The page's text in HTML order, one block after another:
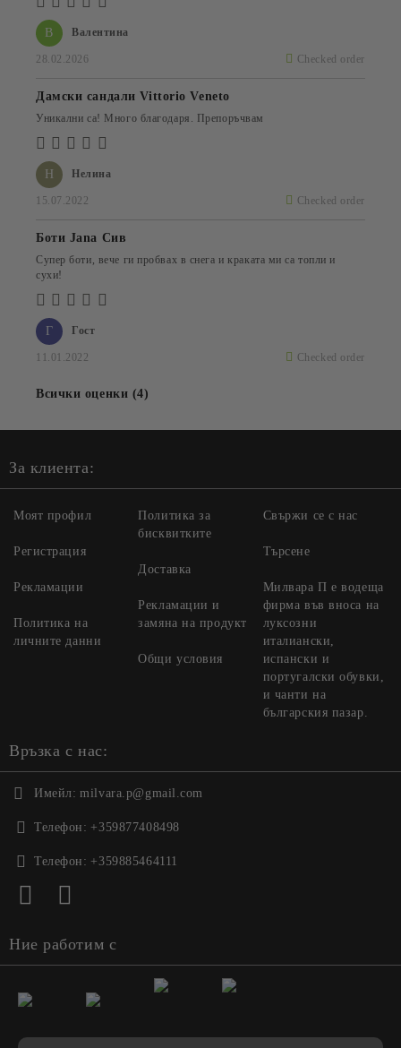
В Валентина
28.02.2026 Checked order
Н Нелина
15.07.2022 Checked order
Дамски сандали Vittorio Veneto
Уникални са! Много благодаря. Препоръчвам
Г Гост
11.01.2022 Checked order
Боти Jana Сив
Супер боти, вече ги пробвах в снега и краката ми са топли и
сухи!
Всички оценки (4)
За клиента:
Моят профил
Регистрация
Рекламации
Политика на
личните данни
Политика за
бисквитките
Доставка
Рекламации и
замяна на продукт
Общи условия
Свържи се с нас
Търсене
Милвара П е водеща
фирма във вноса на
луксозни
италиански,
испански и
португалски обувки,
и чанти на
българския пазар.
Връзка с нас:
Имейл: milvara.p@gmail.com
Телефон: +359877408498
Телефон: +359885464111
Ние работим с